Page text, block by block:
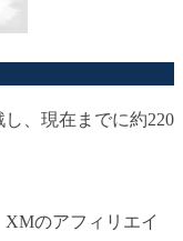
、現在までに約220
XMのアフィリエイ